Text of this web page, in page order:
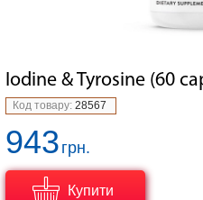
Iodine & Tyrosine (60
Код товару: 28567
943грн.
Купити